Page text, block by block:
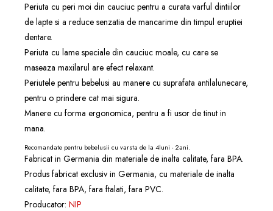
Periuta cu peri moi din cauciuc pentru a curata varful dintiilor
de lapte si a reduce senzatia de mancarime din timpul eruptiei
dentare.
Periuta cu lame speciale din cauciuc moale, cu care se
maseaza maxilarul are efect relaxant.
Periutele pentru bebelusi au manere cu suprafata antilalunecare,
pentru o prindere cat mai sigura.
Manere cu forma ergonomica, pentru a fi usor de tinut in
mana.
Recomandate pentru bebelusii cu varsta de la 4luni - 2ani.
Fabricat in Germania din materiale de inalta calitate, fara BPA.
Produs fabricat exclusiv in Germania, cu materiale de inalta
calitate, fara BPA, fara ftalati, fara PVC.
Producator: NIP